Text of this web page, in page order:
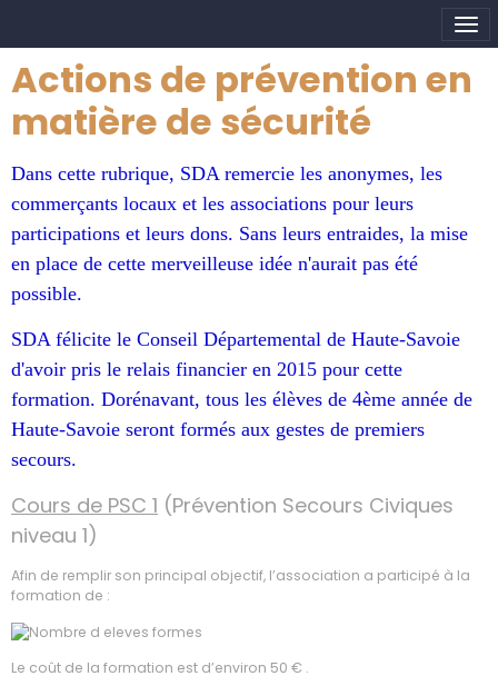
Actions de prévention en
matière de sécurité
Dans cette rubrique, SDA remercie les anonymes, les
commerçants locaux et les associations pour leurs
participations et leurs dons. Sans leurs entraides, la mise
en place de cette merveilleuse idée n'aurait pas été
possible.
SDA félicite le Conseil Départemental de Haute-Savoie
d'avoir pris le relais financier en 2015 pour cette
formation. Dorénavant, tous les élèves de 4ème année de
Haute-Savoie seront formés aux gestes de premiers
secours.
Cours de PSC 1 (Prévention Secours Civiques
niveau 1)
Afin de remplir son principal objectif, l’association a participé à la
formation de :
Le coût de la formation est d’environ 50 € .